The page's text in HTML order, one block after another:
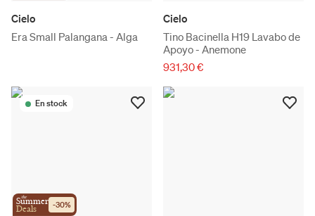
Cielo
Era Small Palangana - Alga
Cielo
Tino Bacinella H19 Lavabo de
Apoyo - Anemone
931,30 €
En stock
the
Summer
Deals -30%